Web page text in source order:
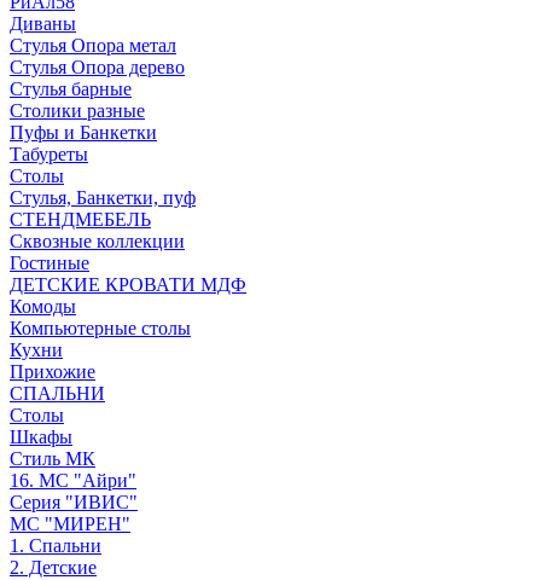
Диваны
Стулья Опора метал
Стулья Опора дерево
Стулья барные
Столики разные
Пуфы и Банкетки
Табуреты
Столы
Стулья, Банкетки, пуф
СТЕНДМЕБЕЛЬ
Сквозные коллекции
Гостиные
ДЕТСКИЕ КРОВАТИ МДФ
Комоды
Компьютерные столы
Кухни
Прихожие
СПАЛЬНИ
Столы
Шкафы
Стиль МК
16. МС "Айри"
Серия "ИВИС"
МС "МИРЕН"
1. Спальни
2. Детские